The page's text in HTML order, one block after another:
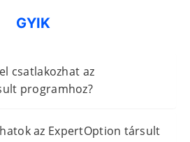
GYIK
csatlakozhat az
programhoz?
az ExpertOption társult